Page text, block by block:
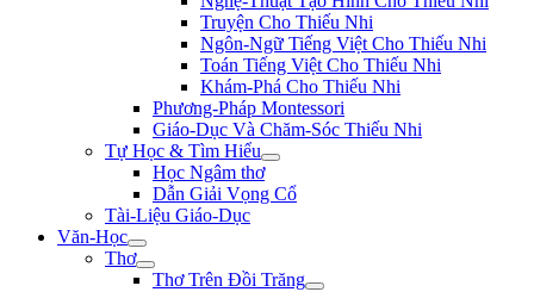
Truyện Cho Thiếu Nhi
Ngôn-Ngữ Tiếng Việt Cho Thiếu Nhi
Toán Tiếng Việt Cho Thiếu Nhi
Khám-Phá Cho Thiếu Nhi
Phương-Pháp Montessori
Giáo-Dục Và Chăm-Sóc Thiếu Nhi
Tự Học & Tìm Hiểu
Học Ngâm thơ
Dẫn Giải Vọng Cổ
Tài-Liệu Giáo-Dục
Văn-Học
Thơ
Thơ Trên Đồi Trăng